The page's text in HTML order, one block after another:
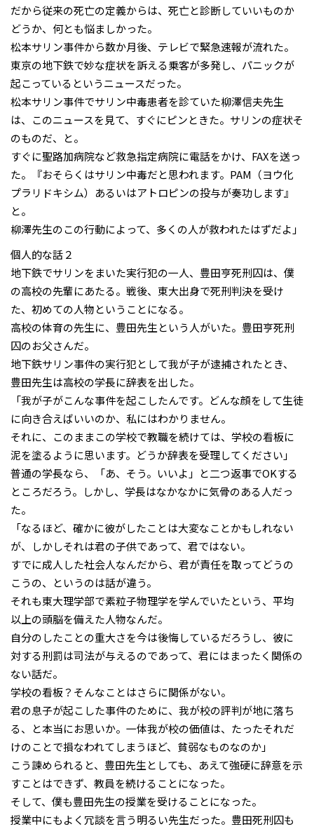
だから従来の死亡の定義からは、死亡と診断していいものか
どうか、何とも悩ましかった。
松本サリン事件から数か月後、テレビで緊急速報が流れた。
東京の地下鉄で妙な症状を訴える乗客が多発し、パニックが
起こっているというニュースだった。
松本サリン事件でサリン中毒患者を診ていた柳澤信夫先生
は、このニュースを見て、すぐにピンときた。サリンの症状そ
のものだ、と。
すぐに聖路加病院など救急指定病院に電話をかけ、FAXを送っ
た。『おそらくはサリン中毒だと思われます。PAM（ヨウ化
プラリドキシム）あるいはアトロピンの投与が奏功します』
と。
柳澤先生のこの行動によって、多くの人が救われたはずだよ」
個人的な話２
地下鉄でサリンをまいた実行犯の一人、豊田亨死刑囚は、僕
の高校の先輩にあたる。戦後、東大出身で死刑判決を受け
た、初めての人物ということになる。
高校の体育の先生に、豊田先生という人がいた。豊田亨死刑
囚のお父さんだ。
地下鉄サリン事件の実行犯として我が子が逮捕されたとき、
豊田先生は高校の学長に辞表を出した。
「我が子がこんな事件を起こしたんです。どんな顔をして生徒
に向き合えばいいのか、私にはわかりません。
それに、このままこの学校で教職を続けては、学校の看板に
泥を塗るように思います。どうか辞表を受理してください」
普通の学長なら、「あ、そう。いいよ」と二つ返事でOKする
ところだろう。しかし、学長はなかなかに気骨のある人だっ
た。
「なるほど、確かに彼がしたことは大変なことかもしれない
が、しかしそれは君の子供であって、君ではない。
すでに成人した社会人なんだから、君が責任を取ってどうの
こうの、というのは話が違う。
それも東大理学部で素粒子物理学を学んでいたという、平均
以上の頭脳を備えた人物なんだ。
自分のしたことの重大さを今は後悔しているだろうし、彼に
対する刑罰は司法が与えるのであって、君にはまったく関係の
ない話だ。
学校の看板？そんなことはさらに関係がない。
君の息子が起こした事件のために、我が校の評判が地に落ち
る、と本当にお思いか。一体我が校の価値は、たったそれだ
けのことで損なわれてしまうほど、貧弱なものなのか」
こう諫められると、豊田先生としても、あえて強硬に辞意を示
すことはできず、教員を続けることになった。
そして、僕も豊田先生の授業を受けることになった。
授業中にもよく冗談を言う明るい先生だった。豊田死刑囚も